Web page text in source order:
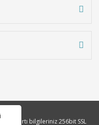
kartı bilgileriniz 256bit SSL